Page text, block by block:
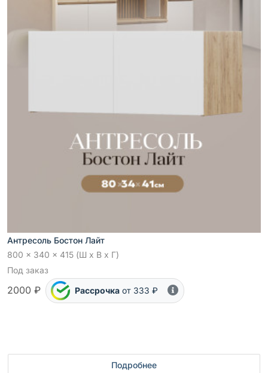
Антресоль Бостон Лайт
800 x 340 x 415 (Ш x В x Г)
Под заказ
2000 ₽ Рассрочка от 333 ₽
Подробнее